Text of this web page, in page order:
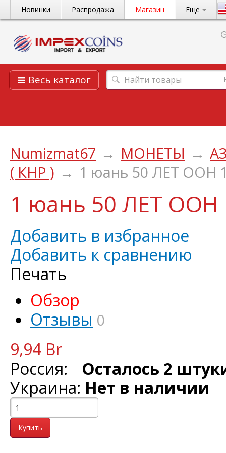
Новинки Распродажа Магазин Еще
Весь каталог
Numizmat67 → МОНЕТЫ →
( КНР ) → 1 юань 50 ЛЕТ ООН
1 юань 50 ЛЕТ ООН
Добавить в избранное
Добавить к сравнению
Печать
Обзор
Отзывы 0
9,94 Br
Россия:
Осталось 2
Украина: Нет в наличии